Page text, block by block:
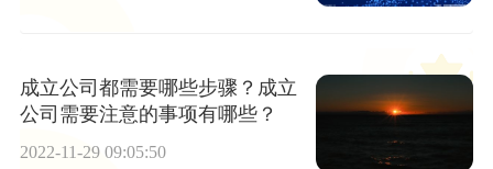
成立公司都需要哪些步骤？成立
公司需要注意的事项有哪些？
2022-11-29 09:05:50